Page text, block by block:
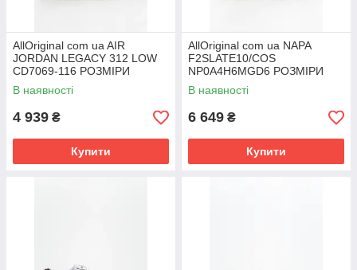
AllOriginal com ua AIR
JORDAN LEGACY 312 LOW
CD7069-116 РОЗМІРИ
ЗАПИТУЙТЕ
В наявності
4 939 ₴
Купити
AllOriginal com ua NAPA
F2SLATE10/COS
NP0A4H6MGD6 РОЗМІРИ
ЗАПИТУЙТЕ
В наявності
6 649 ₴
Купити